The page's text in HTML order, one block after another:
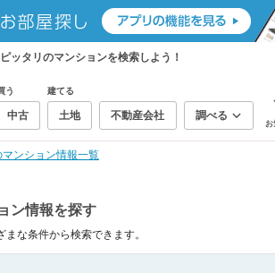
ッタリのマンションを検索しよう！
う
中古
建てる
土地 不動産会社 調べる
お
マンション情報一覧
ン情報を探す
な条件から検索できます。